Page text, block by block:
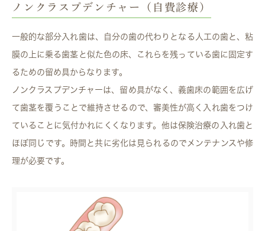
ノンクラスプデンチャー（自費診療）
一般的な部分入れ歯は、自分の歯の代わりとなる人工の歯と、粘
膜の上に乗る歯茎と似た色の床、これらを残っている歯に固定す
るための留め具からなります。
ノンクラスプデンチャーは、留め具がなく、義歯床の範囲を広げ
て歯茎を覆うことで維持させるので、審美性が高く入れ歯をつけ
ていることに気付かれにくくなります。他は保険治療の入れ歯と
ほぼ同じです。時間と共に劣化は見られるのでメンテナンスや修
理が必要です。